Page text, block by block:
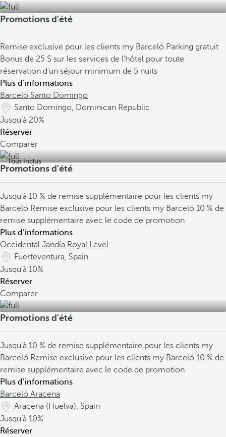
Promotions d'été
Remise exclusive pour les clients my Barceló Parking gratuit
Bonus de 25 $ sur les services de l'hôtel pour toute
réservation d'un séjour minimum de 5 nuits
Plus d’informations
Barceló Santo Domingo
Santo Domingo, Dominican Republic
Jusqu’à 20%
Réserver
Comparer
Tout Inclus
Promotions d'été
Jusqu’à 10 % de remise supplémentaire pour les clients my
Barceló Remise exclusive pour les clients my Barceló 10 % de
remise supplémentaire avec le code de promotion
Plus d’informations
Occidental Jandía Royal Level
Fuerteventura, Spain
Jusqu’à 10%
Réserver
Comparer
Promotions d'été
Jusqu’à 10 % de remise supplémentaire pour les clients my
Barceló Remise exclusive pour les clients my Barceló 10 % de
remise supplémentaire avec le code de promotion
Plus d’informations
Barceló Aracena
Aracena (Huelva), Spain
Jusqu’à 10%
Réserver